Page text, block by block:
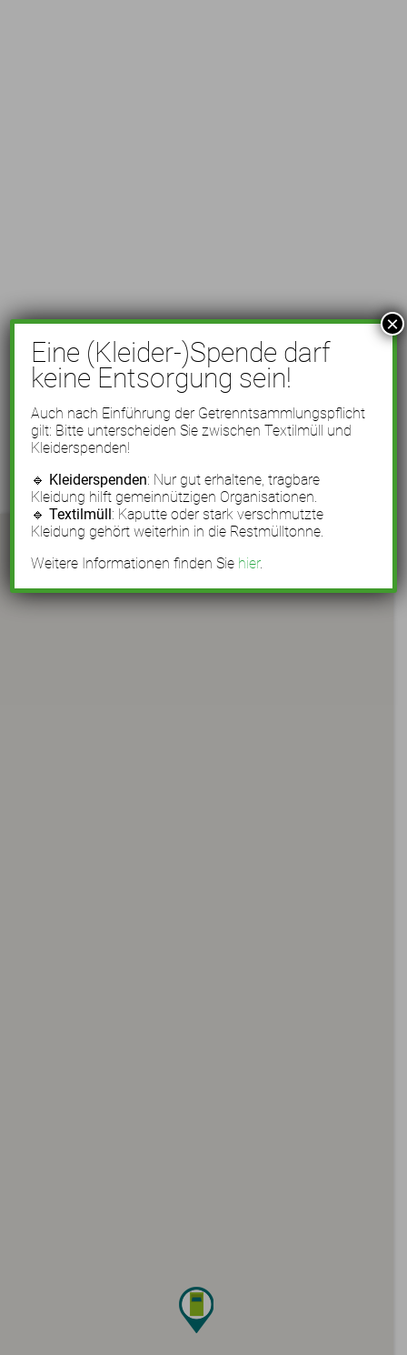
Eine (Kleider-)Spende darf
keine Entsorgung sein!
Auch nach Einführung der Getrenntsammlungspflicht
gilt: Bitte unterscheiden Sie zwischen Textilmüll und
Kleiderspenden!
🔹 Kleiderspenden: Nur gut erhaltene, tragbare
Kleidung hilft gemeinnützigen Organisationen.
🔹Textilmüll: Kaputte oder stark verschmutzte
Kleidung gehört weiterhin in die Restmülltonne.
Weitere Informationen finden Sie hier.
×